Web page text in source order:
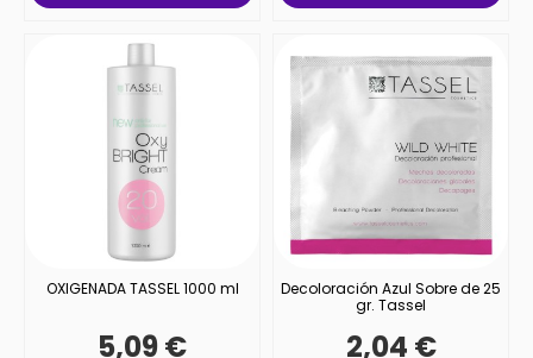
OXIGENADA TASSEL 1000 ml
5,09 €
Decoloración Azul Sobre de 25
gr. Tassel
2,04 €